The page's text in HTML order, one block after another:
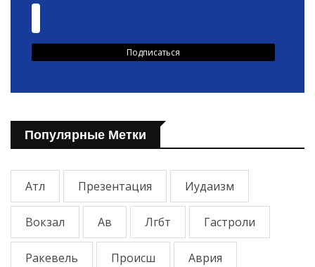
Популярные Метки
Атл Презентация Иудаизм
Вокзал Ав Лгбт Гастроли
Ракевель Происш Аврия